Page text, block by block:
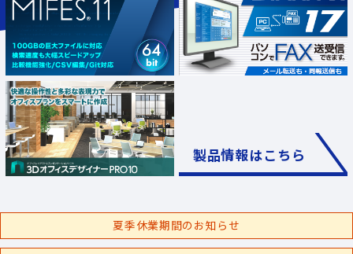
製品情報はこちら
夏季休業期間のお知らせ